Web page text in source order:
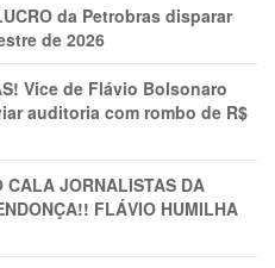
da Petrobras disparar
de 2026
Vice de Flávio Bolsonaro
auditoria com rombo de R$
CALA JORNALISTAS DA
FLÁVIO HUMILHA